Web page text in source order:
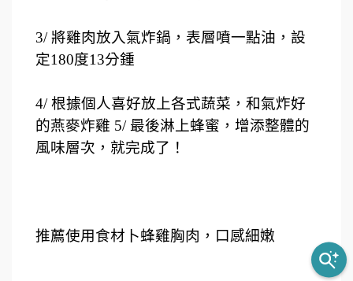
3/ 將雞肉放入氣炸鍋，表層噴一點油，設
定180度13分鍾
4/ 根據個人喜好放上各式蔬菜，和氣炸好
的燕麥炸雞 5/ 最後淋上蜂蜜，增添整體的
風味層次，就完成了！
推薦使用食材卜蜂雞胸肉，口感細嫩